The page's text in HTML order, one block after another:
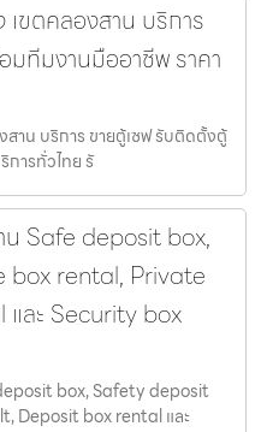
ขตคลองสาน บริการ
มทีมงานมืออาชีพ ราคา
าน บริการ ขายตู้เซฟ รับติดตั้งตู้
ารทั่วไทย รั
Safe deposit box,
box rental, Private
ละ Security box
box, Safety deposit
Deposit box rental และ